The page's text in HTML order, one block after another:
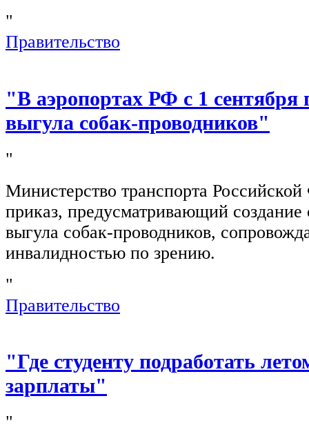
"
Правительство
"В аэропортах РФ с 1 сентября
выгула собак-проводников"
"
Министерство транспорта
приказ, предусматривающий создание
выгула собак-проводников,
инвалидностью по зрению.
"
Правительство
"Где студенту подработать
зарплаты"
"